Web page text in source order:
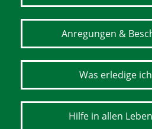
Anregungen &
Was erledige
Hilfe in allen